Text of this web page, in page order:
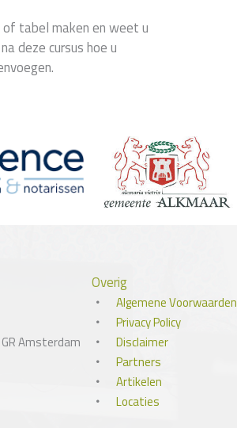
of tabel maken en weet u
deze cursus hoe u
Amsterdam
Overig
Algemene Voorwaarden
Privacy Policy
Disclaimer
Partners
Artikelen
Locaties